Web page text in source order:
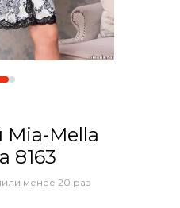
Mia-Mella
8163
менее 20 раз